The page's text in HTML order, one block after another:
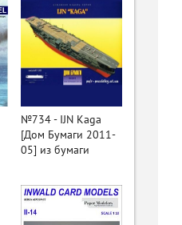
№734 - IJN Kaga
[Дом Бумаги 2011-
05] из бумаги